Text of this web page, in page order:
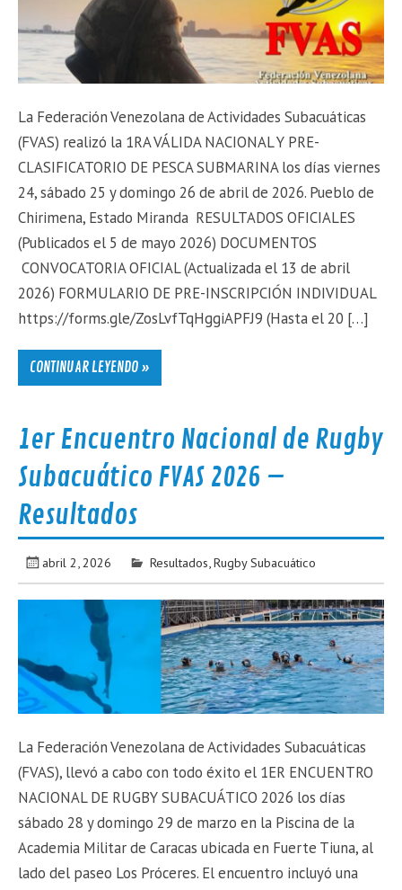
La Federación Venezolana de Actividades Subacuáticas
(FVAS) realizó la 1RA VÁLIDA NACIONAL Y PRE-
CLASIFICATORIO DE PESCA SUBMARINA los días viernes
24, sábado 25 y domingo 26 de abril de 2026. Pueblo de
Chirimena, Estado Miranda RESULTADOS OFICIALES
(Publicados el 5 de mayo 2026) DOCUMENTOS
CONVOCATORIA OFICIAL (Actualizada el 13 de abril
2026) FORMULARIO DE PRE-INSCRIPCIÓN INDIVIDUAL
https://forms.gle/ZosLvfTqHggiAPFJ9 (Hasta el 20 […]
CONTINUAR LEYENDO »
1er Encuentro Nacional de Rugby
Subacuático FVAS 2026 –
Resultados
abril 2, 2026 Resultados Rugby Subacuático
La Federación Venezolana de Actividades Subacuáticas
(FVAS), llevó a cabo con todo éxito el 1ER ENCUENTRO
NACIONAL DE RUGBY SUBACUÁTICO 2026 los días
sábado 28 y domingo 29 de marzo en la Piscina de la
Academia Militar de Caracas ubicada en Fuerte Tiuna, al
lado del paseo Los Próceres. El encuentro incluyó una